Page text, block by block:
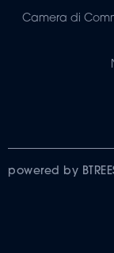
Camera di
powered by